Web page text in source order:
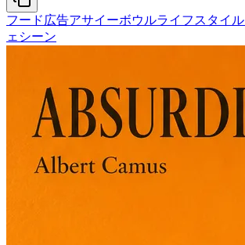
フード広告アサイーボウルライフスタイル
ェシーン